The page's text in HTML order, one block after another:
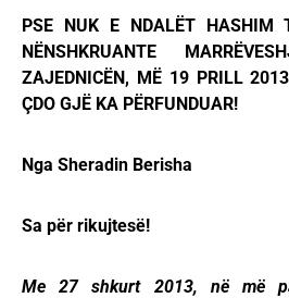
PSE NUK E NDALËT HASHIM
NËNSHKRUANTE
ZAJEDNICËN, MË 19 PRILL
ÇDO GJË KA PËRFUNDUAR!
Nga Sheradin Berisha
Sa për rikujtesë!
Me 27 shkurt 2013, në më